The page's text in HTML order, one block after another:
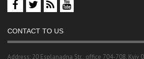
CONTACT TO US
Address: 20 Esplanadna Str., office 704-708, Kyiv